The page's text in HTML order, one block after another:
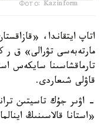
Фото: Kazinform
اتاپ ايتقاندا،
تارماقشاسىنا سايكەس
قاۋلى شىعاردى.
- اۋىر جۇك تاسيتىن
«استانا قالاسىنىڭ